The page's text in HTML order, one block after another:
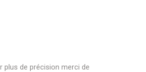
plus de précision merci de